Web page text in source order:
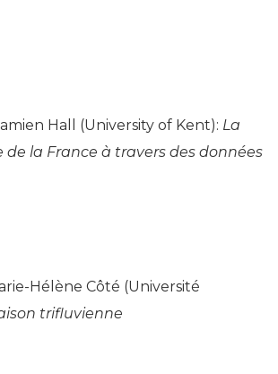
Hall (University of Kent): La
la France à travers des données
Hélène Côté (Université
trifluvienne